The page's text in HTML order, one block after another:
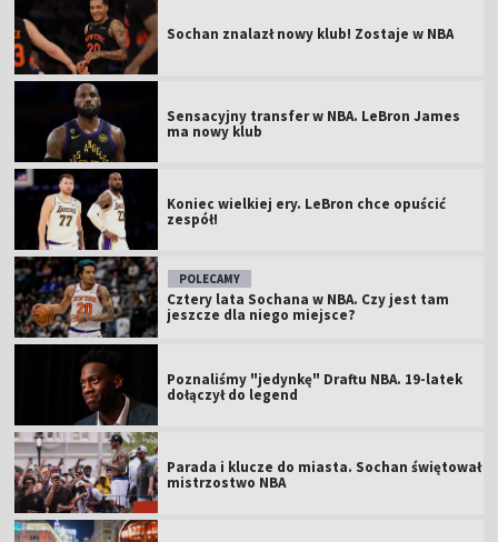
Sochan znalazł nowy klub! Zostaje w NBA
Sensacyjny transfer w NBA. LeBron James
ma nowy klub
Koniec wielkiej ery. LeBron chce opuścić
zespół!
POLECAMY
Cztery lata Sochana w NBA. Czy jest tam
jeszcze dla niego miejsce?
Poznaliśmy "jedynkę" Draftu NBA. 19-latek
dołączył do legend
Parada i klucze do miasta. Sochan świętował
mistrzostwo NBA